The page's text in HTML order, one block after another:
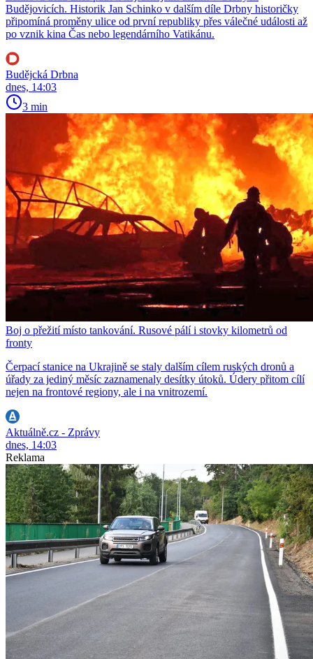
Budějovicích. Historik Jan Schinko v dalším díle Drbny historičky
připomíná proměny ulice od první republiky přes válečné události až
po vznik kina Čas nebo legendárního Vatikánu.
Budějcká Drbna
dnes, 14:03
3 min
Boj o přežití místo tankování. Rusové pálí i stovky kilometrů od
fronty
Čerpací stanice na Ukrajině se staly dalším cílem ruských dronů a
úřady za jediný měsíc zaznamenaly desítky útoků. Údery přitom cílí
nejen na frontové regiony, ale i na vnitrozemí.
Aktuálně.cz - Zprávy
dnes, 14:03
Reklama